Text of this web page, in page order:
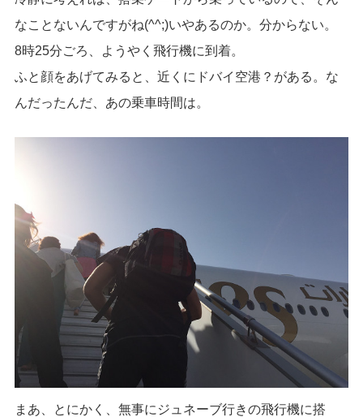
なことないんですがね(^^;)いやあるのか。分からない。
8時25分ごろ、ようやく飛行機に到着。
ふと顔をあげてみると、近くにドバイ空港？がある。な
んだったんだ、あの乗車時間は。
まあ、とにかく、無事にジュネーブ行きの飛行機に搭